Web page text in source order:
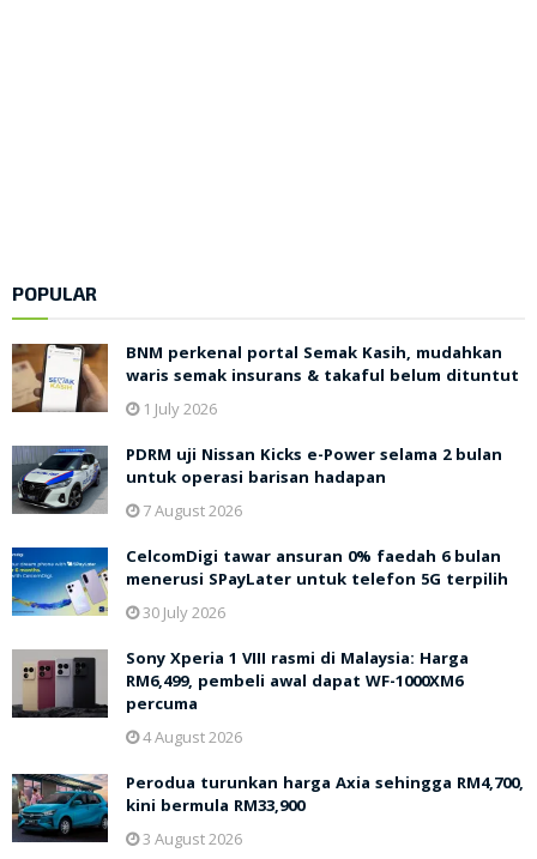
POPULAR
BNM perkenal portal Semak Kasih, mudahkan
waris semak insurans & takaful belum dituntut
1 July 2026
PDRM uji Nissan Kicks e-Power selama 2 bulan
untuk operasi barisan hadapan
7 August 2026
CelcomDigi tawar ansuran 0% faedah 6 bulan
menerusi SPayLater untuk telefon 5G terpilih
30 July 2026
Sony Xperia 1 VIII rasmi di Malaysia: Harga
RM6,499, pembeli awal dapat WF-1000XM6
percuma
4 August 2026
Perodua turunkan harga Axia sehingga RM4,700,
kini bermula RM33,900
3 August 2026